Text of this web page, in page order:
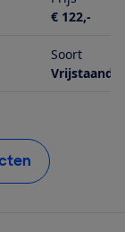
€ 122,-
Soort
Vrijstaand